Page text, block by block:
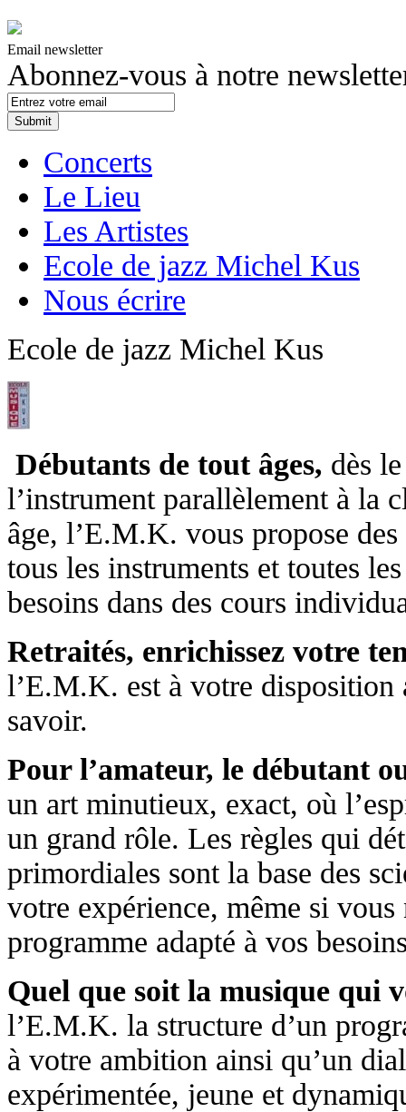
Email newsletter
Abonnez-vous à notre
Concerts
Le Lieu
Les Artistes
Ecole de jazz Michel Kus
Nous écrire
Ecole de jazz Michel Kus
Débutants de tout âges, dès
l’instrument parallèlement à la
âge, l’E.M.K. vous propose
tous les instruments et toutes
besoins dans des cours
Retraités, enrichissez votre
l’E.M.K. est à votre disposition
savoir.
Pour l’amateur, le débutant
un art minutieux, exact, où
un grand rôle. Les règles qui
primordiales sont la base des
votre expérience, même si
programme adapté à vos
Quel que soit la musique qui
l’E.M.K. la structure d’un
à votre ambition ainsi qu’un
expérimentée, jeune et